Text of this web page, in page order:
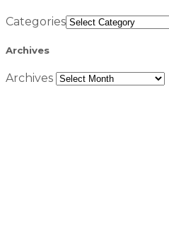
Categories
Archives
Archives